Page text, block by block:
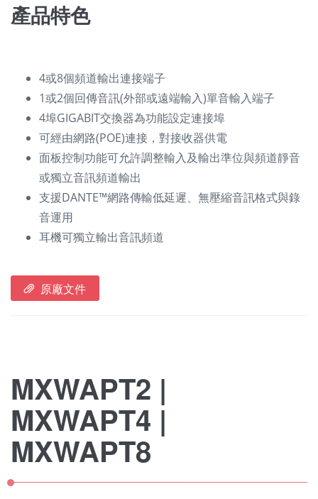
產品特色
4或8個頻道輸出連接端子
1或2個回傳音訊(外部或遠端輸入)單音輸入端子
4埠GIGABIT交換器為功能設定連接埠
可經由網路(POE)連接，對接收器供電
面板控制功能可允許調整輸入及輸出準位與頻道靜音
或獨立音訊頻道輸出
支援DANTE™網路傳輸低延遲、無壓縮音訊格式與錄
音運用
耳機可獨立輸出音訊頻道
原廠文件
MXWAPT2 |
MXWAPT4 |
MXWAPT8